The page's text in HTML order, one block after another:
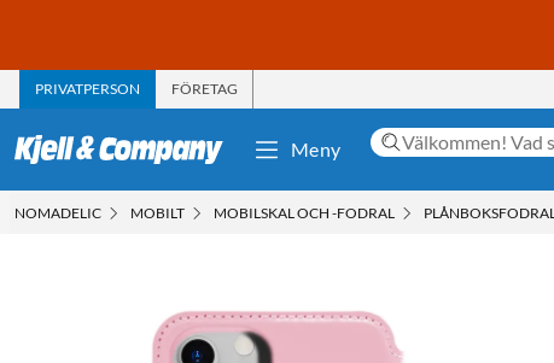
PRIVATPERSON FÖRETAG
Meny
NOMADELIC MOBILT MOBILSKAL OCH -FODRAL PLÅNBOKSFODRAL